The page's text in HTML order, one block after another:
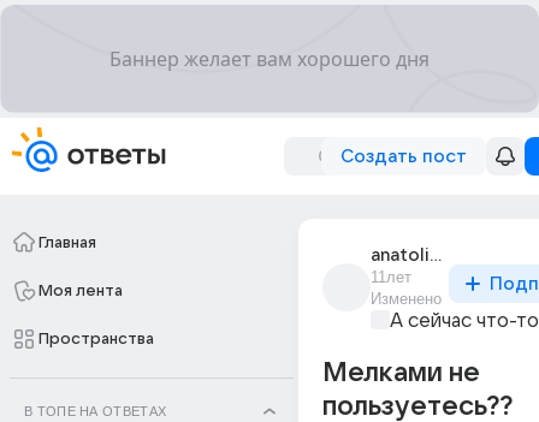
Создать пост
Главная
Моя лента
Пространства
В ТОПЕ НА ОТВЕТАХ
anatolich_228
11лет
Изменено
А сейчас что-
Мелками не
пользуетесь??